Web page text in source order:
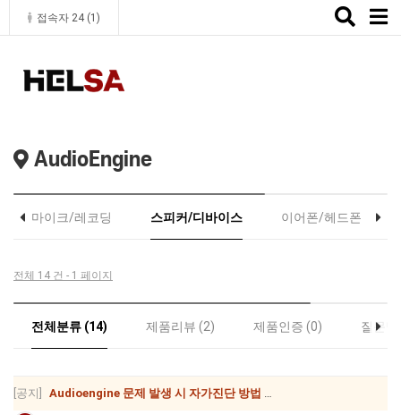
접속자 24 (1 )
Toggle
AudioEngine
마이크/레코딩 스피커/디바이스 이어폰/헤드폰
전체 14 건 - 1 페이지
전체분류 (14) 제품리뷰 (2) 제품인증 (0) 질문
[공지] Audioengine 문제 발생 시 자가진단 방법 및 AS 가이드